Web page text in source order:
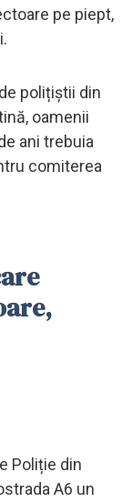
pe piept,
polițiștii din
oamenii
ani trebuia
comiterea
Poliție din
A6 un